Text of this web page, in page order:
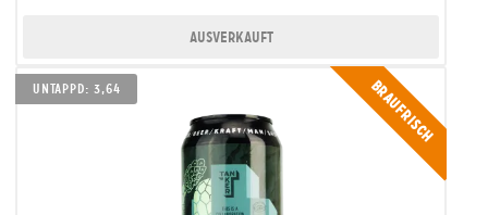
Ausverkauft
Braufrisch
Untappd: 3,64